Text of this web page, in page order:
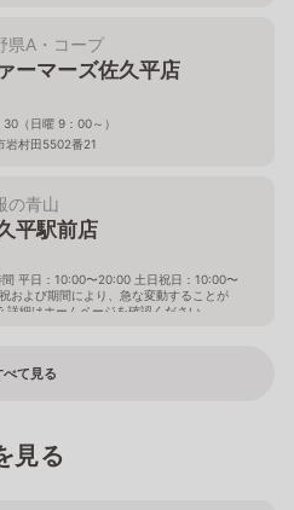
県A・コープ
ーマーズ佐久平店
（日曜 9：00～）
岩村田5502番21
の青山
平駅前店
平日：10:00〜20:00 土日祝日：10:00〜
および期間により、急な変動することが
詳細はホームページを確認ください
べて見る
見る